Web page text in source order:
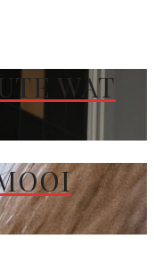
WAT